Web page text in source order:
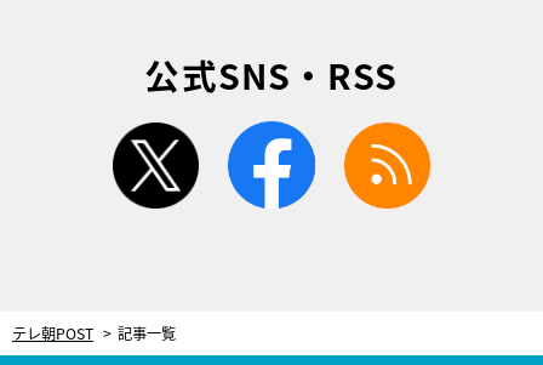
公式SNS・RSS
twitter facebook
テレ朝POST 記事一覧